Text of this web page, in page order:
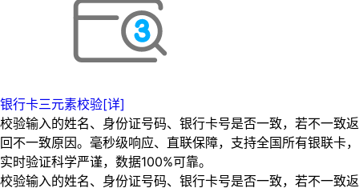
银行卡三元素校验[详]
校验输入的姓名、身份证号码、银行卡号是否一致，若不一致返
回不一致原因。毫秒级响应、直联保障，支持全国所有银联卡，
实时验证科学严谨，数据100%可靠。
校验输入的姓名、身份证号码、银行卡号是否一致，若不一致返